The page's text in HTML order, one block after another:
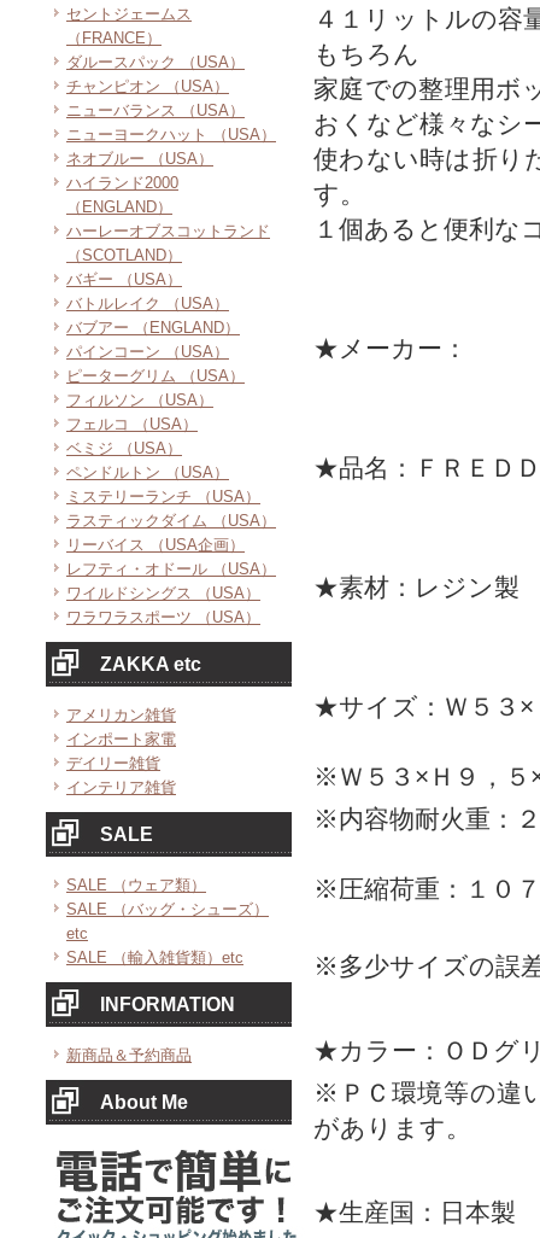
セントジェームス
（FRANCE）
ダルースパック （USA）
チャンピオン （USA）
ニューバランス （USA）
ニューヨークハット （USA）
ネオブルー （USA）
ハイランド2000
（ENGLAND）
ハーレーオブスコットランド
（SCOTLAND）
バギー （USA）
バトルレイク （USA）
バブアー （ENGLAND）
パインコーン （USA）
ピーターグリム （USA）
フィルソン （USA）
フェルコ （USA）
ベミジ （USA）
ペンドルトン （USA）
ミステリーランチ （USA）
ラスティックダイム （USA）
リーバイス （USA企画）
レフティ・オドール （USA）
ワイルドシングス （USA）
ワラワラスポーツ （USA）
ZAKKA etc
アメリカン雑貨
インポート家電
デイリー雑貨
インテリア雑貨
SALE
SALE （ウェア類）
SALE （バッグ・シューズ）
etc
SALE （輸入雑貨類）etc
INFORMATION
新商品＆予約商品
About Me
４１リットルの容
もちろん
家庭での整理用ボ
おくなど様々なシ
使わない時は折り
す。
１個あると便利な
★メーカー：
★品名：ＦＲＥＤ
★素材：レジン製
★サイズ：Ｗ５３×
※Ｗ５３×Ｈ９，５
※内容物耐火重：
※圧縮荷重：１０
※多少サイズの誤
★カラー：ＯＤグ
※ＰＣ環境等の違
があります。
★生産国：日本製